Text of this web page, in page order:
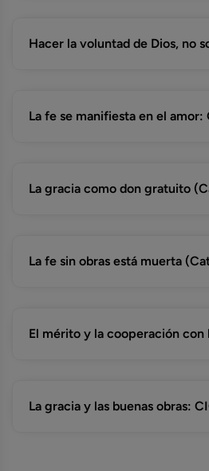
Hacer la voluntad de Dios, no
La fe se manifiesta en el amor:
La gracia como don gratuito
La fe sin obras está muerta
El mérito y la cooperación
La gracia y las buenas obras: